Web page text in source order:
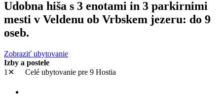
Udobna hiša s 3 enotami in 3 parkirnimi
mesti v Veldenu ob Vrbskem jezeru: do 9
oseb.
Zobraziť ubytovanie
Izby a postele
1✕
Celé ubytovanie pre 9 Hostia